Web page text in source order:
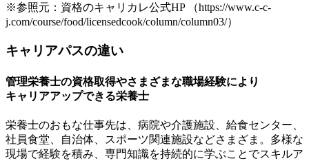
※参照元：資格のキャリカレ公式HP （https://www.c-c-
j.com/course/food/licensedcook/column/column03/）
キャリアパスの違い
管理栄養士の資格取得やさまざまな職場経験により
キャリアアップできる栄養士
栄養士のおもな仕事先は、病院や介護施設、給食センター、
社員食堂、自治体、スポーツ関連施設などさまざま。 多様な
現場で経験を積み、専門知識を持続的に学ぶことでスキルア